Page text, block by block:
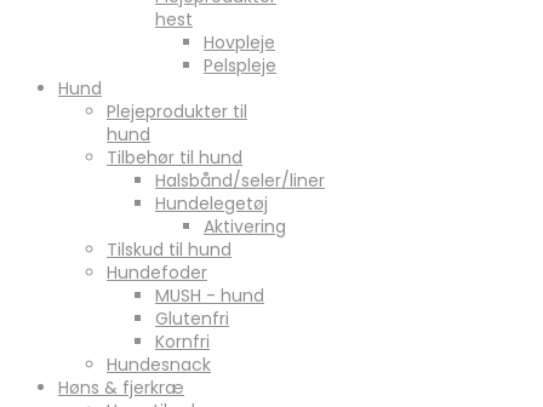
hest
Hovpleje
Pelspleje
Hund
Plejeprodukter til
hund
Tilbehør til hund
Halsbånd/seler/liner
Hundelegetøj
Aktivering
Tilskud til hund
Hundefoder
MUSH - hund
Glutenfri
Kornfri
Hundesnack
Høns & fjerkræ